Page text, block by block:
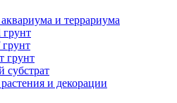
и террариума
грунт
грунт
субстрат
и декорации